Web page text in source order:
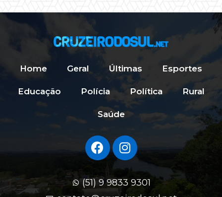
Home Geral Últimas Esportes
Educação Polícia Política Rural
Saúde
(51) 9 9833 9301